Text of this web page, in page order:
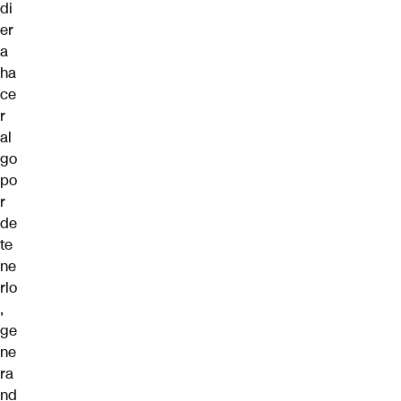
di
er
a
ha
ce
r
al
go
po
r
de
te
ne
rlo
,
ge
ne
ra
nd